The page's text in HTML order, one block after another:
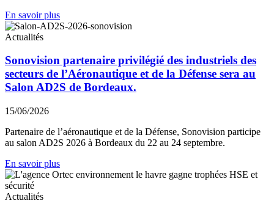
En savoir plus
Actualités
Sonovision partenaire privilégié des industriels des
secteurs de l’Aéronautique et de la Défense sera au
Salon AD2S de Bordeaux.
15/06/2026
Partenaire de l’aéronautique et de la Défense, Sonovision participe
au salon AD2S 2026 à Bordeaux du 22 au 24 septembre.
En savoir plus
Actualités